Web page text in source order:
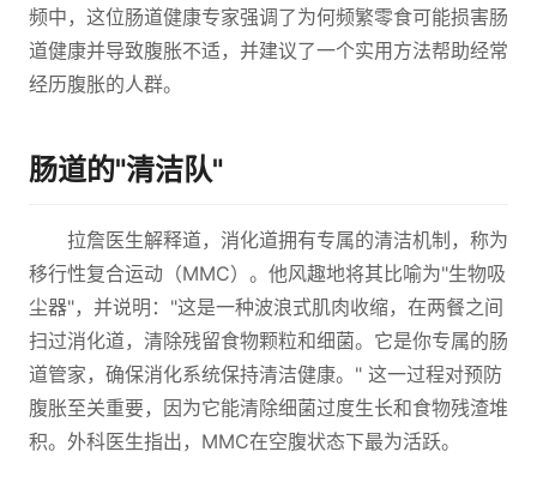
频中，这位肠道健康专家强调了为何频繁零食可能损害肠
道健康并导致腹胀不适，并建议了一个实用方法帮助经常
经历腹胀的人群。
肠道的"清洁队"
拉詹医生解释道，消化道拥有专属的清洁机制，称为
移行性复合运动（MMC）。他风趣地将其比喻为"生物吸
尘器"，并说明："这是一种波浪式肌肉收缩，在两餐之间
扫过消化道，清除残留食物颗粒和细菌。它是你专属的肠
道管家，确保消化系统保持清洁健康。" 这一过程对预防
腹胀至关重要，因为它能清除细菌过度生长和食物残渣堆
积。外科医生指出，MMC在空腹状态下最为活跃。